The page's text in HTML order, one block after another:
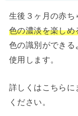
生後３ヶ月の赤ち
色の濃淡を楽しめ
色の識別ができる
使用します。
詳しくはこちらに
ください。